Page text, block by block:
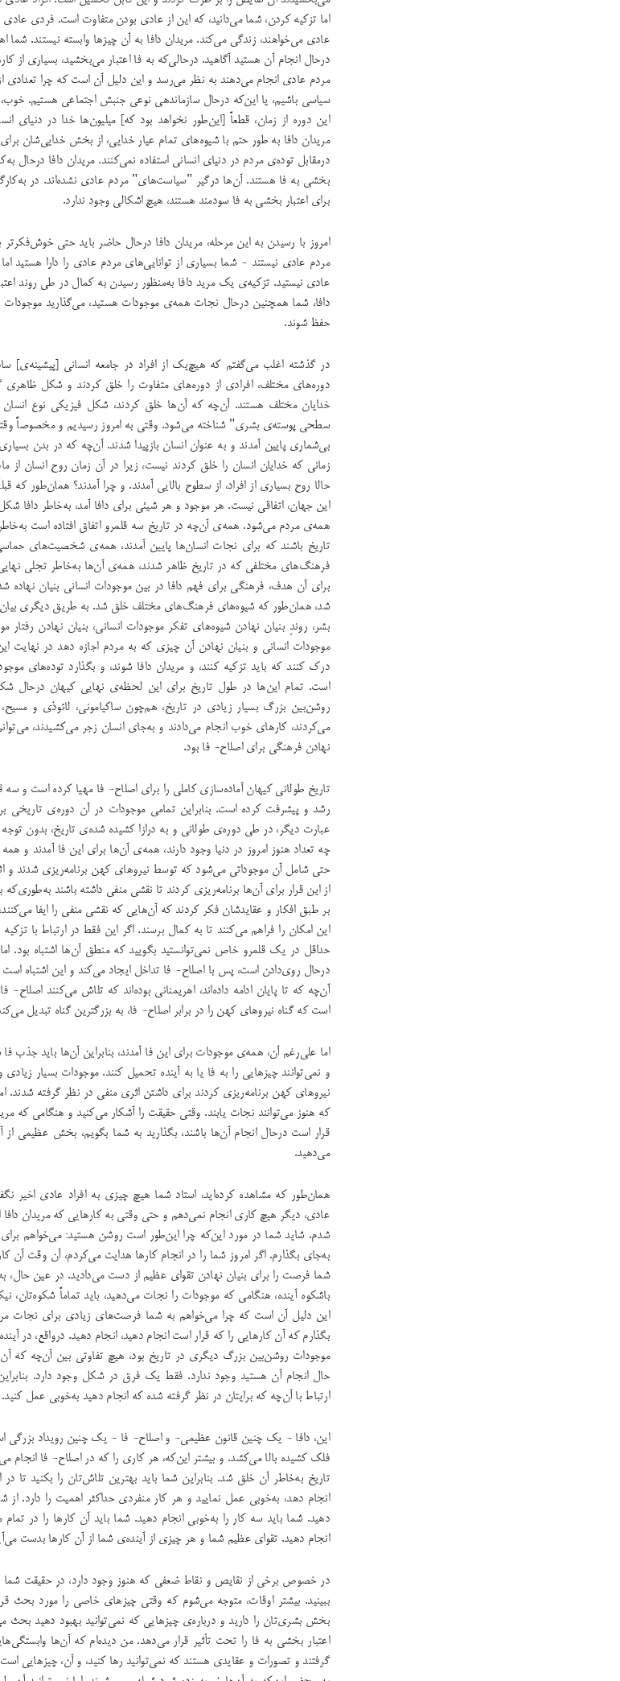
اما تزکیه کردن، شما می‌دانید، که این از عادی بودن متفاوت است. فردی
عادی می‌خواهند، زندگی می‌کند. مریدان دافا به آن چیزها وابسته نیستند.
درحال انجام آن هستید آگاهید. درحالی‌که به فا اعتبار می‌بخشید، بسیاری از
مردم عادی انجام می‌دهند به نظر می‌رسد و این دلیل آن است که چرا تعدادی
سیاسی باشیم، یا این‌که درحال سازماندهی نوعی جنبش اجتماعی هستیم.
این دوره از زمان، قطعاً [این‌طور نخواهد بود که] میلیون‌ها خدا در دنیای
مریدان دافا به طور حتم با شیوه‌های تمام عیار خدایی، از بخش خدایی‌شان
درمقابل توده‌ی ‌مردم در دنیای انسانی استفاده نمی‌کنند. مریدان دافا درحال
بخشی به فا هستند. آن‌ها درگیر "سیاست‌های" مردم عادی نشده‌اند. در
برای اعتبار بخشی به فا سودمند هستند، هیچ اشکالی وجود ندارد.
امروز با رسیدن به این مرحله، مریدان دافا درحال حاضر باید حتی خوش‌فکر‌تر
مردم عادی نیستند - شما بسیاری از توانایی‌های مردم عادی را دارا هستید
عادی نیستید. تزکیه‌ی یک مرید دافا به‌منظور رسیدن به کمال در طی روند
دافا، شما ‌همچنین درحال نجات همه‌ی ‌موجودات هستید، می‌گذارید
حفظ شوند.
در گذشته اغلب می‌گفتم که هیچ‌یک از افراد در جامعه انسانی [پیشینه‌ی]
دوره‌های ‌مختلف، افرادی از دوره‌های متفاوت را خلق کردند و شکل ظاهری
خدایان مختلف هستند. آن‌چه که آن‌ها خلق کردند، شکل فیزیکی نوع انسان
سطحی پوسته‌ی بشری" شناخته می‌شود. وقتی به امروز رسیدیم و مخصوصاً
بی‌شماری پایین آمدند و به عنوان انسان بازپیدا شدند. آن‌چه که در بدن
زمانی که خدایان انسان را خلق کردند نیست، زیرا در آن زمان روح انسان
حالا روح بسیاری از افراد، از سطوح بالایی آمدند. و چرا آمدند؟ همان‌طور که
این جهان، اتفاقی نیست. هر موجود و هر شیئی برای دافا آمد، به‌خاطر دافا
همه‌ی مردم می‌شود. همه‌ی آن‌چه در تاریخ سه قلمرو اتفاق افتاده است
تاریخ باشند که برای نجات انسان‌ها پایین آمدند، همه‌ی ‌شخصیت‌های
فرهنگ‌های مختلفی که در تاریخ ظاهر شدند، همه‌ی آن‌ها به‌خاطر تجلی نهایی
برای آن هدف، فرهنگی برای فهم دافا در بین موجودات انسانی بنیان
شد، همان‌طور که شیوه‌های فرهنگ‌های مختلف خلق شد. به طریق دیگری بیان
بشر، روندِ بنیان نهادن شیوه‌های تفکر موجودات انسانی، بنیان نهادن رفتار
موجودات انسانی و بنیان نهادن آن چیزی که به مردم اجازه ‌دهد در نهایت
درک کنند که باید تزکیه کنند، و مریدان دافا شوند، و بگذارد توده‌های
است. تمام این‌ها در طول تاریخ برای این لحظه‌ی نهایی کیهان درحال
روشن‌بین بزرگ بسیار زیادی در تاریخ، هم‌چون ساکیامونی، لائوذی و
می‌کردند، کارهای خوب انجام می‌دادند و به‌جای انسان زجر می‌کشیدند،
نهادن فرهنگی برای اصلاح- فا بود.
تاریخ طولانی کیهان آماده‌سازی کاملی را برای اصلاح- فا مهیا کرده است و
رشد و پیشرفت کرده است. بنابراین تمامی موجودات در آن دوره‌ی تاریخی
عبارت دیگر، در طی دوره‌ی طولانی و به درازا کشیده شده‌ی تاریخ، بدون توجه
چه تعداد هنوز امروز در دنیا وجود دارند، همه‌ی آن‌ها برای این فا آمدند و
حتی شامل آن موجوداتی می‌شود که توسط نیروهای کهن برنامه‌ریزی شدند و
از این قرار برای آن‌ها برنامه‌ریزی کردند تا نقشی منفی داشته باشند به‌طوری‌که
بر طبق افکار و عقایدشان فکر کردند که آن‌هایی که نقشی منفی را ایفا
این امکان را فراهم می‌کنند تا به کمال برسند. اگر این فقط در ارتباط با
حداقل در یک قلمرو خاص نمی‌توانستید بگویید که منطق آن‌ها اشتباه بود.
درحال روی‌دادن است، پس با اصلاح- فا تداخل ایجاد می‌کند و این اشتباه
آن‌چه که تا پایان ادامه داده‌اند، اهریمنانی بوده‌اند که تلاش می‌کنند
است که گناه نیروهای کهن را در برابر اصلاح- فا، به بزرگترین گناه تبدیل
اما علی‌رغم آن، همه‌ی موجودات برای این فا آمدند، بنابراین آن‌ها باید جذب
و نمی‌توانند چیزهایی را به فا یا به آینده تحمیل کنند. موجودات بسیار
نیروهای کهن برنامه‌ریزی کردند برای داشتن اثری منفی در نظر گرفته شدند.
که هنوز می‌توانند نجات یابند. وقتی حقیقت را آشکار می‌کنید و هنگامی که
قرار است درحال انجام آن‌ها باشند، بگذارید به شما بگویم، بخش عظیمی
می‌دهید.
همان‌طور که مشاهده کرده‌اید، استاد شما هیچ چیزی به افراد عادی
عادی، دیگر هیچ کاری انجام نمی‌دهم و حتی وقتی به کارهایی که مریدان
شدم. شاید شما در مورد این‌که چرا این‌طور است روشن هستید: می‌خواهم
به‌جای بگذارم. اگر امروز شما را در انجام کارها هدایت می‌کردم، آن وقت
شما فرصت را برای بنیان نهادن تقوای عظیم از دست می‌دادید. در عین حال،
باشکوه آینده، هنگامی که موجودات را نجات می‌دهید، باید تماماً
این دلیل آن است که چرا می‌خواهم به شما فرصت‌های زیادی برای نجات
بگذارم که آن کارهایی را که قرار است انجام دهید، انجام دهید. درواقع، در
موجودات روشن‌بین بزرگ دیگری در تاریخ بود، هیچ تفاوتی بین آن‌چه که
حال انجام آن هستید وجود ندارد. فقط یک فرق در شکل وجود دارد.
ارتباط با آن‌چه که برایتان در نظر گرفته شده که انجام دهید به‌خوبی عمل کنید.
این، دافا - یک چنین قانون عظیمی- و اصلاح- فا - یک چنین رویداد بزرگی
فلک کشیده بالا می‌کشد. و بیشتر این‌که، هر کاری را که در اصلاح- فا انجام
تاریخ به‌خاطر آن خلق شد. بنابراین شما باید بهترین تلاش‌تان را بکنید تا در
انجام دهد، به‌خوبی عمل نمایید و هر کار منفردی حداکثر اهمیت را دارد. از
دهید. شما باید سه کار را به‌خوبی انجام دهید. شما باید آن کارها را در
انجام دهید. تقوای عظیم شما و هر چیزی از آینده‌ی شما از آن کارها بدست
در خصوص برخی از نقایص و نقاط ضعفی که هنوز وجود دارد، در حقیقت شما
ببینید. بیشتر اوقات، متوجه می‌شوم که وقتی چیزهای خاصی را مورد بحث
بخش بشری‌تان را دارید و درباره‌ی چیزهایی که نمی‌توانید بهبود دهید
اعتبار بخشی به فا را تحت تأثیر قرار می‌دهد. من دیده‌ام که آن‌ها
گرفتند و تصورات و عقایدی هستند که نمی‌توانید رها کنید، و آن، چیزهایی